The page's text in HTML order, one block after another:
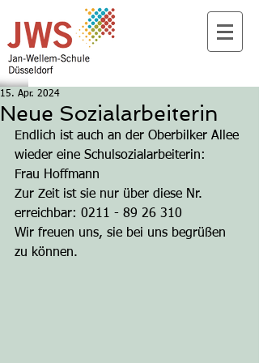
Neue Sozialarbeiterin
15. Apr. 2024
Endlich ist auch an der Oberbilker Allee
wieder eine Schulsozialarbeiterin:
Frau Hoffmann
Zur Zeit ist sie nur über diese Nr.
erreichbar: 0211 - 89 26 310
Wir freuen uns, sie bei uns begrüßen
zu können.